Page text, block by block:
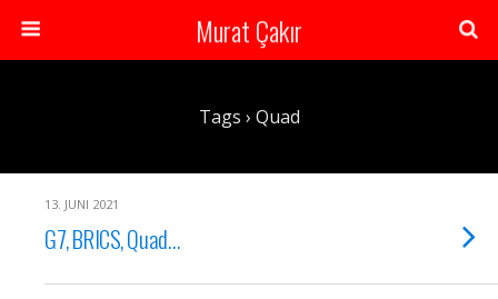
Murat Çakır
Tags › Quad
13. JUNI 2021
G7, BRICS, Quad…